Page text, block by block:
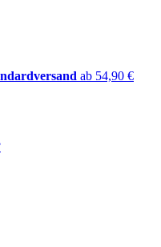
ab 54,90 €